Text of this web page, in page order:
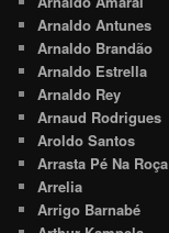
Arnaldo Antunes
Arnaldo Brandão
Arnaldo Estrella
Arnaldo Rey
Arnaud Rodrigues
Aroldo Santos
Arrasta Pé Na Roça
Arrelia
Arrigo Barnabé